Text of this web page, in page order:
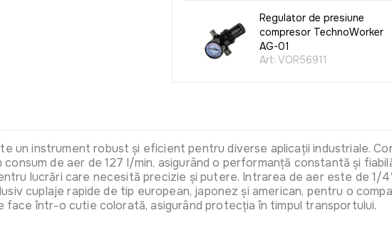
Regulator de presiune
compresor TechnoWorker
AG-01
Art: VOR56911
TechnoWorker ATK-01 (5
piese)
Art:VOR57907
un instrument robust și eficient pentru diverse aplicații industriale.
de aer de 127 l/min, asigurând o performanță constantă și
lucrări care necesită precizie și putere. Intrarea de aer este de 1/
cuplaje rapide de tip european, japonez și american, pentru o
face într-o cutie colorată, asigurând protecția în timpul transportului.